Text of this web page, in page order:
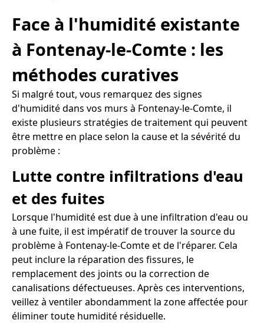
Face à l'humidité existante
à Fontenay-le-Comte : les
méthodes curatives
Si malgré tout, vous remarquez des signes
d'humidité dans vos murs à Fontenay-le-Comte, il
existe plusieurs stratégies de traitement qui peuvent
être mettre en place selon la cause et la sévérité du
problème :
Lutte contre infiltrations d'eau
et des fuites
Lorsque l'humidité est due à une infiltration d'eau ou
à une fuite, il est impératif de trouver la source du
problème à Fontenay-le-Comte et de l'réparer. Cela
peut inclure la réparation des fissures, le
remplacement des joints ou la correction de
canalisations défectueuses. Après ces interventions,
veillez à ventiler abondamment la zone affectée pour
éliminer toute humidité résiduelle.